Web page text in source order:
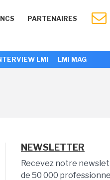
PARTENAIRES
LMI LMI MAG
NEWSLETTER
Recevez notre
de 50 000